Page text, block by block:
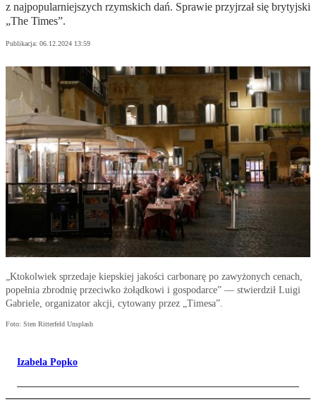
z najpopularniejszych rzymskich dań. Sprawie przyjrzał się brytyjski
„The Times”.
Publikacja: 06.12.2024 13:59
„Ktokolwiek sprzedaje kiepskiej jakości carbonarę po zawyżonych cenach,
popełnia zbrodnię przeciwko żołądkowi i gospodarce” — stwierdził Luigi
Gabriele, organizator akcji, cytowany przez „Timesa”.
Foto: Sten Ritterfeld Unsplash
Izabela Popko